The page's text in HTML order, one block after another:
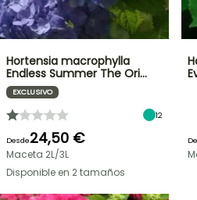
Hortensia macrophylla
Endless Summer The Ori…
EXCLUSIVO
12
Desde24,50 €
Maceta 2L/3L
Disponible en 2 tamaños